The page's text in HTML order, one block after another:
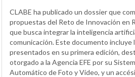
CLABE ha publicado un dossier que
propuestas del Reto de Innovación en
que busca integrar la inteligencia
comunicación. Este documento incluye
presentados en su primera edición,
otorgado a la Agencia EFE por su
Automático de Foto y Vídeo, y un